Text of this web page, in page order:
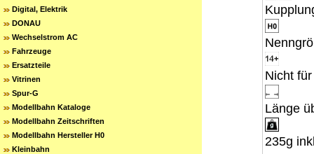
Digital, Elektrik
DONAU
Wechselstrom AC
Fahrzeuge
Ersatzteile
Vitrinen
Spur-G
Modellbahn Kataloge
Modellbahn Zeitschriften
Modellbahn Hersteller H0
Kleinbahn
Nicht
Länge
235g